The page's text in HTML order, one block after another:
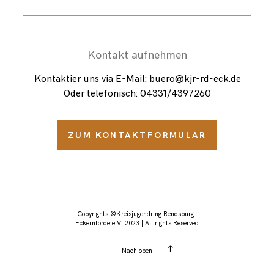
Kontakt aufnehmen
Kontaktier uns via E-Mail: buero@kjr-rd-eck.de
Oder telefonisch: 04331/4397260
ZUM KONTAKTFORMULAR
Copyrights ©Kreisjugendring Rendsburg-
Eckernförde e.V. 2023 | All rights Reserved
Nach oben